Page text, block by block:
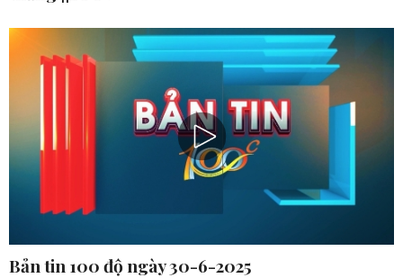
Bản tin 100 độ ngày 30-6-2025